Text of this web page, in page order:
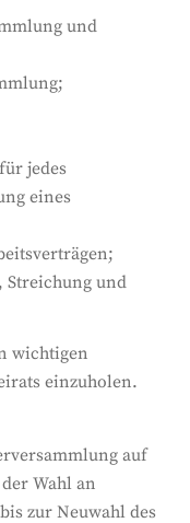
und
jedes
eines
Streichung und
wichtigen
einzuholen.
auf
Wahl an
zur Neuwahl des